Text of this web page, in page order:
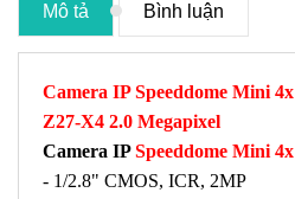
Mô tả Bình luận
Camera IP Speeddome Mini 4x
Z27-X4 2.0 Megapixel
Camera IPSpeeddome Mini 4x
- 1/2.8" CMOS, ICR, 2MP